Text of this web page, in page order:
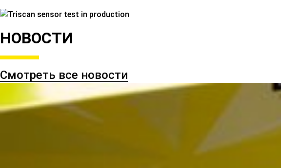
НОВОСТИ
Смотреть все новости